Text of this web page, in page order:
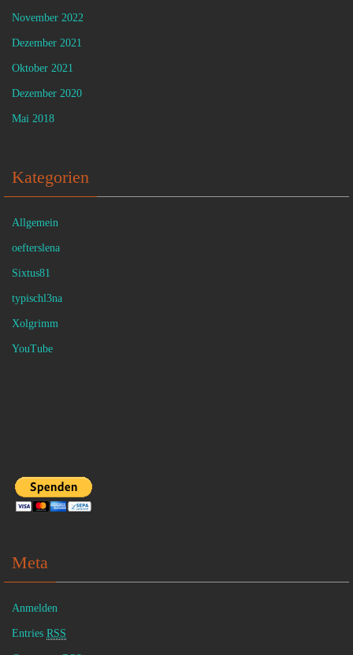
November 2022
Dezember 2021
Oktober 2021
Dezember 2020
Mai 2018
Kategorien
Allgemein
oefterslena
Sixtus81
typischl3na
Xolgrimm
YouTube
Meta
Anmelden
Entries RSS